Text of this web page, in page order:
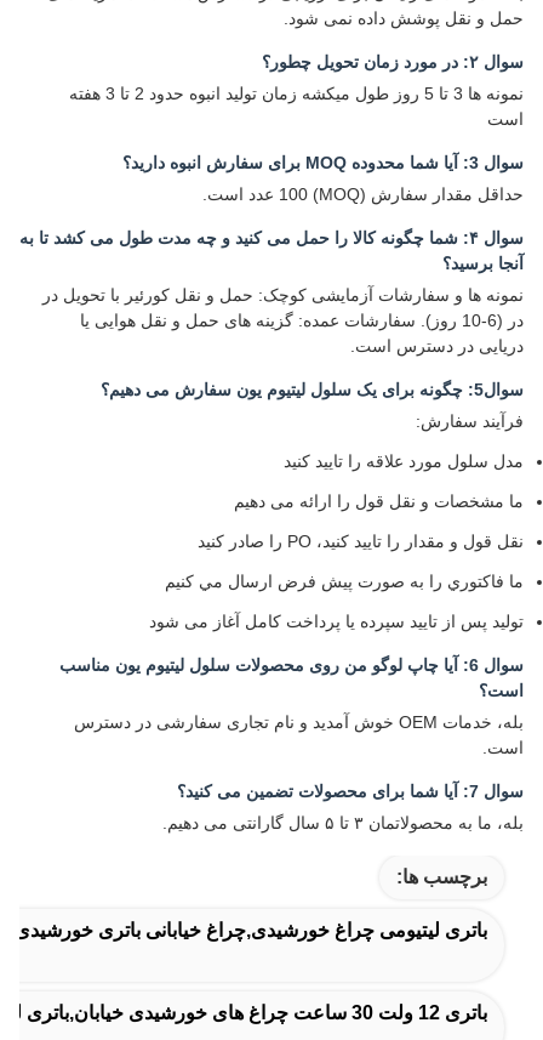
حمل و نقل پوشش داده نمی شود.
سوال ۲: در مورد زمان تحویل چطور؟
نمونه ها 3 تا 5 روز طول ميکشه زمان توليد انبوه حدود 2 تا 3 هفته
است
سوال 3: آیا شما محدوده MOQ برای سفارش انبوه دارید؟
حداقل مقدار سفارش (MOQ) 100 عدد است.
سوال ۴: شما چگونه کالا را حمل می کنید و چه مدت طول می کشد تا به
آنجا برسید؟
نمونه ها و سفارشات آزمایشی کوچک: حمل و نقل کورئیر با تحویل در
در (6-10 روز). سفارشات عمده: گزینه های حمل و نقل هوایی یا
دریایی در دسترس است.
سوال5: چگونه برای یک سلول لیتیوم یون سفارش می دهیم؟
فرآیند سفارش:
مدل سلول مورد علاقه را تایید کنید
ما مشخصات و نقل قول را ارائه می دهیم
نقل قول و مقدار را تایید کنید، PO را صادر کنید
ما فاکتوري را به صورت پيش فرض ارسال مي کنيم
تولید پس از تایید سپرده یا پرداخت کامل آغاز می شود
سوال 6: آیا چاپ لوگو من روی محصولات سلول لیتیوم یون مناسب
است؟
بله، خدمات OEM خوش آمدید و نام تجاری سفارشی در دسترس
است.
سوال 7: آیا شما برای محصولات تضمین می کنید؟
بله، ما به محصولاتمان ۳ تا ۵ سال گارانتی می دهیم.
برچسب ها:
باتری لیتیومی چراغ خورشیدی,چراغ خیابانی باتری
باتری 12 ولت 30 ساعت چراغ های خورشیدی خیابان,باتری لیتیوم برای چراغ های خیابان خورشیدی,باتری لیتیوم خورشیدی THLB